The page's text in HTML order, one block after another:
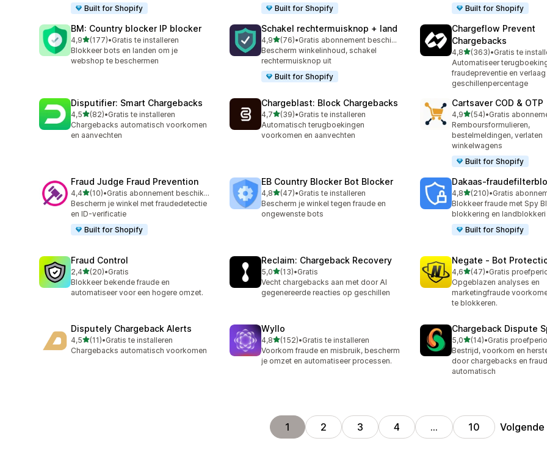
Built for Shopify
Built for Shopify
Built for Shopify
BM: Country blocker IP blocker
4,9van 5 sterren
(177)
177 recensies in totaal
•Gratis te installeren
Blokkeer bots en landen om je
webshop te beschermen
Schakel rechtermuisknop + land
4,9van 5 sterren
(76)
76 recensies in totaal
•
Gratis abonnement beschikbaar
Bescherm winkelinhoud, schakel
rechtermuisknop uit
Built for Shopify
Chargeflow Prevent
Chargebacks
4,8van 5 sterren
(363)
363 recensies in totaal
•Gratis te
Automatiseer
fraudepreventie en verlaag
geschillenpercentage
Disputifier: Smart Chargebacks
4,5van 5 sterren
(82)
82 recensies in totaal
•Gratis te installeren
Chargebacks automatisch voorkomen
en aanvechten
Chargeblast: Block Chargebacks
4,7van 5 sterren
(39)
39 recensies in totaal
•Gratis te installeren
Automatisch terugboekingen
voorkomen en aanvechten
Cartsaver COD & OTP
4,9van 5 sterren
(54)
54 recensies in totaal
•
Remboursformulieren,
bestelmeldingen, verlaten
winkelwagens
Built for Shopify
Fraud Judge Fraud Prevention
4,4van 5 sterren
(10)
10 recensies in totaal
•
Gratis abonnement beschikbaar
Bescherm je winkel met fraudedetectie
en ID-verificatie
Built for Shopify
EB Country Blocker Bot Blocker
4,8van 5 sterren
(47)
47 recensies in totaal
•Gratis te installeren
Bescherm je winkel tegen fraude en
ongewenste bots
4,8van 5 sterren
(210)
210 recensies in totaal
•
Blokkeer fraude met Spy
blokkering en landblokkeri
Built for Shopify
Fraud Control
2,4van 5 sterren
(20)
20 recensies in totaal
•Gratis
Blokkeer bekende fraude en
automatiseer voor een hogere omzet.
Reclaim: Chargeback Recovery
5,0van 5 sterren
(13)
13 recensies in totaal
•Gratis
Vecht chargebacks aan met door AI
gegenereerde reacties op geschillen
Negate ‑ Bot
4,6van 5 sterren
(47)
47 recensies in totaal
•
Opgeblazen analyses en
marketingfraude
te blokkeren.
Disputely Chargeback Alerts
4,5van 5 sterren
(11)
11 recensies in totaal
•Gratis te installeren
Chargebacks automatisch voorkomen
Wyllo
4,8van 5 sterren
(152)
152 recensies in totaal
•Gratis te installeren
Voorkom fraude en misbruik, bescherm
je omzet en automatiseer processen.
Chargeback Dispute
5,0van 5 sterren
(14)
14 recensies in totaal
•
Bestrijd, voorkom en
door chargebacks en
automatisch
1 2 3 4 … 10 Volgende